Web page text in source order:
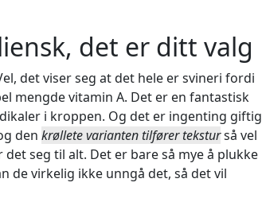
det er ditt valg
det viser seg at det hele er svineri fordi
mengde vitamin A. Det er en fantastisk
i kroppen. Og det er ingenting giftig
den krøllete varianten tilfører teksturså vel
det seg til alt. Det er bare så mye å plukke
de virkelig ikke unngå det, så det vil